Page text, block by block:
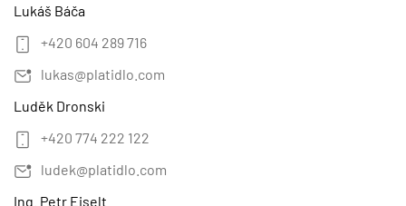
Lukáš Báča
+420 604 289 716
lukas@platidlo.com
Luděk Dronski
+420 774 222 122
ludek@platidlo.com
Ing. Petr Eiselt